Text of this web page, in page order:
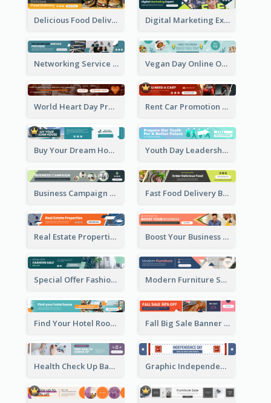
Delicious Food Delivery Banner Ad Digital Marketing Expert Banner Ad
Networking Service Provider Banner Ad Vegan Day Online Order Banner Ad
World Heart Day Promote Banner Ad Rent Car Promotion Banner Ad
Buy Your Dream House Banner Ad Youth Day Leadership Webinar Banner Ad
Business Campaign Banner Ad Fast Food Delivery Banner Ad
Real Estate Properties Banner Ad Boost Your Business Banner Ad
Special Offer Fashion Sale Banner Ad Modern Furniture Shopping Sale Banner Ad
Find Your Hotel Room Banner Ad Fall Big Sale Banner Ad
Health Check Up Banner Ad Graphic Independence Day Leaderboard